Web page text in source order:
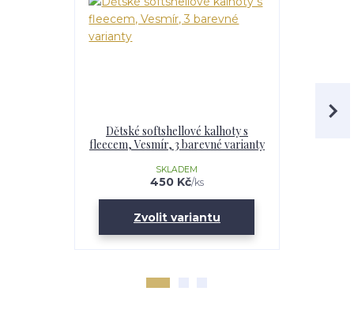
Dětské softshellové kalhoty s
fleecem, Vesmír, 3 barevné varianty
450 Kč/ks
SKLADEM
Zvolit variantu